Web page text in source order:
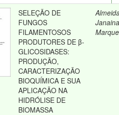
SELEÇÃO DE
FUNGOS
FILAMENTOSOS
PRODUTORES DE β-
GLICOSIDASES:
PRODUÇÃO,
CARACTERIZAÇÃO
BIOQUÍMICA E SUA
APLICAÇÃO NA
HIDRÓLISE DE
BIOMASSA
Janaina